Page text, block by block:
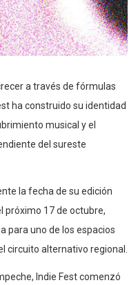
a través de fórmulas
ha construido su identidad
musical y el
del sureste
la fecha de su edición
próximo 17 de octubre,
para uno de los espacios
alternativo regional.
Indie Fest comenzó